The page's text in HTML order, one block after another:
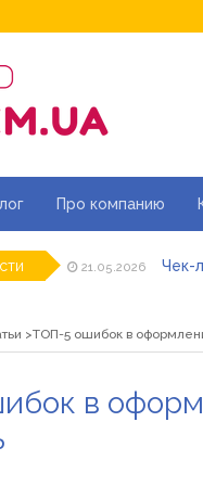
Про компанию
21.05.2026 Чек-
07.05.2026
01.07.2026
ТОП-5 ошибок в
в